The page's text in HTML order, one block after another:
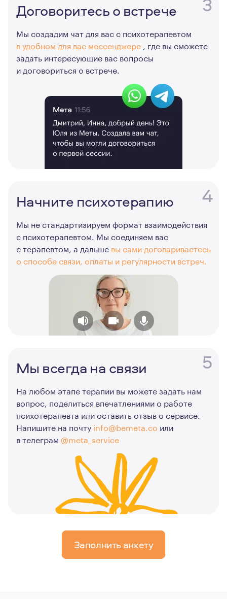
Договоритесь о встрече
Мы создадим чат для вас с психотерапевтом
в удобном для вас мессенджере , где вы сможете
задать интересующие вас вопросы
и договориться о встрече.
4
Начните психотерапию
Мы не стандартизируем формат взаимодействия
с психотерапевтом. Мы соединяем вас
с терапевтом, а дальше вы сами договариваетесь
о способе связи, оплаты и регулярности встреч.
5
Мы всегда на связи
На любом этапе терапии вы можете задать нам
вопрос, поделиться впечатлениями о работе
психотерапевта или оставить отзыв о сервисе.
Напишите на почту info@bemeta.co или
в телеграм @meta_service
Заполнить анкету